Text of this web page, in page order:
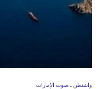
واشنطن ـ صوت الإمارات